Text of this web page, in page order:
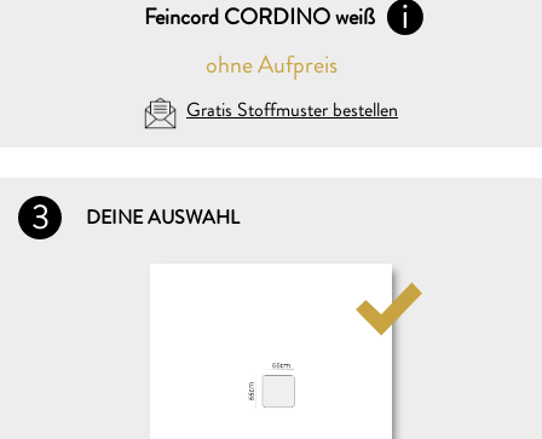
Feincord CORDINO weiß
ohne Aufpreis
Gratis Stoffmuster bestellen
DEINE AUSWAHL (max. 5)
Wohin dürfen wir die Muster schicken?
3 DEINE AUSWAHL